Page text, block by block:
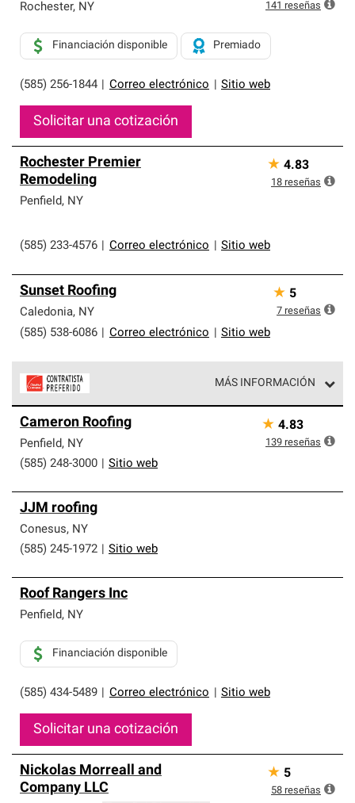
Rochester, NY
(585) 256-1844 Correo electrónico Sitio web
Financiación disponible Premiado
Solicitar una cotización
141 reseñas
Rochester Premier
Remodeling
Penfield, NY
(585) 233-4576 Correo electrónico Sitio web
★ 4.83
18 reseñas
Sunset Roofing
Caledonia, NY
(585) 538-6086
Correo electrónico Sitio web
★ 5
7 reseñas
MÁS INFORMACIÓN
parte de una red exclusiva de profesionales de techos
que cumplen con altos estándares y requisitos estrictos
de profesionalismo y confiabilidad.
Cameron Roofing
Penfield, NY
(585) 248-3000
Sitio web
★ 4.83
139 reseñas
JJM roofing
Conesus, NY
(585) 245-1972
Sitio web
Roof Rangers Inc
Penfield, NY
(585) 434-5489 Correo electrónico Sitio web
Financiación disponible
Solicitar una cotización
Nickolas Morreall and
Company LLC
★ 5
58 reseñas